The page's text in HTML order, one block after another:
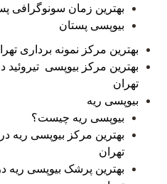
بهترین زمان سونوگرافی
بیوپسی پستان
بهترین مرکز نمونه برداری
بهترین مرکز بیوپسی تیروئید
تهران
بیوپسی ریه
بیوپسی ریه چیست؟
بهترین مرکز بیوپسی ریه در
تهران
بهترین پرشک بیوپسی ریه در